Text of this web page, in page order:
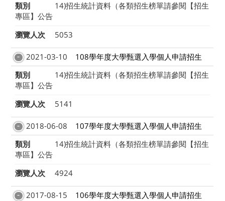
類別
14)招生統計資料（各類招生榜單請參閱【招生
專區】公告
瀏覽人次
5053
2021-03-10
108學年度大學甄選入學個人申請招生
類別
14)招生統計資料（各類招生榜單請參閱【招生
專區】公告
瀏覽人次
5141
2018-06-08
107學年度大學甄選入學個人申請招生
類別
14)招生統計資料（各類招生榜單請參閱【招生
專區】公告
瀏覽人次
4924
2017-08-15
106學年度大學甄選入學個人申請招生